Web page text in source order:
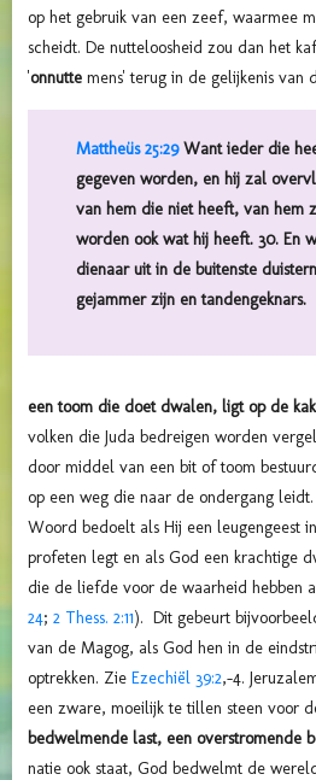
op het gebruik van een zeef, waarmee
scheidt. De nutteloosheid zou dan het
'onnutte mens' terug in de gelijkenis van
Mattheüs 25:29Want ieder die
gegeven worden, en hij zal
van hem die niet heeft, van hem
worden ook wat hij heeft. 30. En
dienaar uit in de buitenste
gejammer zijn en tandengeknars.
een toom die doet dwalen, ligt op de
volken die Juda bedreigen worden
door middel van een bit of toom
op een weg die naar de ondergang
Woord bedoelt als Hij een leugengeest
profeten legt en als God een krachtige
die de liefde voor de waarheid hebben
24; 2 Thess. 2:11). Dit gebeurt
van de Magog, als God hen in de
optrekken. Zie Ezechiël 39:2,-4.
een zware, moeilijk te tillen steen voor
bedwelmende last, een overstromende
natie ook staat, God bedwelmt de